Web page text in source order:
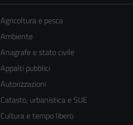
Agricoltura e pesca
Ambiente
Anagrafe e stato civile
Appalti pubblici
Autorizzazioni
Catasto, urbanistica e SUE
Cultura e tempo libero